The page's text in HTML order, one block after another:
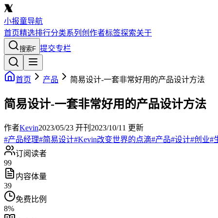
小报童导航
首页精选排行分类系列 创作者标签探索关于
搜索F 提交专栏
首页 产品 简易设计-一套非常好用的产品设计方法
简易设计-一套非常好用的产品设计方法
作者Kevin2023/05/23 开刊 2023/10/11 更新
#产品经理#简易设计#Kevin改变世界的点滴#产品#设计#创业#
订阅读者
99
内容体量
39
免费比例
8%